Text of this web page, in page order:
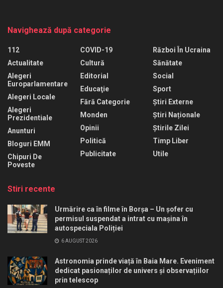
Navighează după categorie
112
Actualitate
Alegeri
Europarlamentare
Alegeri Locale
Alegeri
Prezidentiale
Anunturi
Bloguri EMM
Chipuri De
Poveste
COVID-19
Cultură
Editorial
Educaţie
Fără Categorie
Monden
Opinii
Politică
Publicitate
Război În Ucraina
Sănătate
Social
Sport
Știri Externe
Știri Naționale
Știrile Zilei
Timp Liber
Utile
Stiri recente
Urmărire ca în filme în Borșa – Un șofer cu
permisul suspendat a intrat cu mașina în
autospeciala Poliției
6 AUGUST 2026
Astronomia prinde viață în Baia Mare. Eveniment
dedicat pasionaților de univers și observațiilor
prin telescop